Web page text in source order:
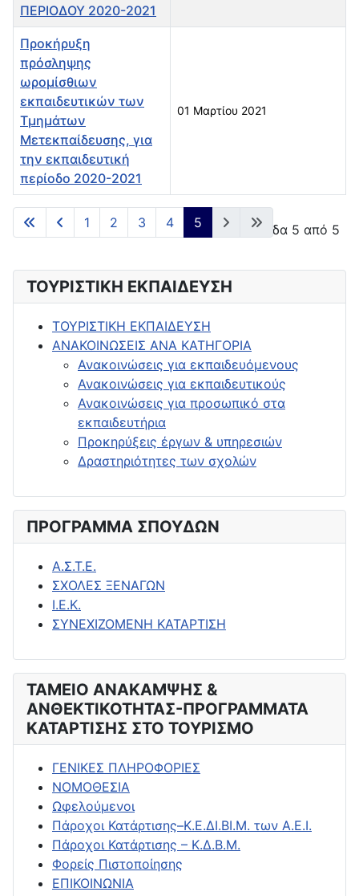
ΤΟΥΡΙΣΤΙΚΗ ΕΚΠΑΙΔΕΥΣΗ
ΤΟΥΡΙΣΤΙΚΗ ΕΚΠΑΙΔΕΥΣΗ
ΑΝΑΚΟΙΝΩΣΕΙΣ ΑΝΑ ΚΑΤΗΓΟΡΙΑ
Ανακοινώσεις για εκπαιδευόμενους
Ανακοινώσεις για εκπαιδευτικούς
Ανακοινώσεις για προσωπικό στα
εκπαιδευτήρια
Προκηρύξεις έργων & υπηρεσιών
Δραστηριότητες των σχολών
ΠΡΟΓΡΑΜΜΑ ΣΠΟΥΔΩΝ
Α.Σ.Τ.Ε.
ΣΧΟΛΕΣ ΞΕΝΑΓΩΝ
Ι.Ε.Κ.
ΣΥΝΕΧΙΖΟΜΕΝΗ ΚΑΤΑΡΤΙΣΗ
ΤΑΜΕΙΟ ΑΝΑΚΑΜΨΗΣ &
ΑΝΘΕΚΤΙΚΟΤΗΤΑΣ-ΠΡΟΓΡΑΜΜΑΤΑ
ΚΑΤΑΡΤΙΣΗΣ ΣΤΟ ΤΟΥΡΙΣΜΟ
ΓΕΝΙΚΕΣ ΠΛΗΡΟΦΟΡΙΕΣ
ΝΟΜΟΘΕΣΙΑ
Ωφελούμενοι
Πάροχοι Κατάρτισης–Κ.Ε.ΔΙ.ΒΙ.Μ. των Α.Ε.Ι.
Πάροχοι Κατάρτισης – Κ.Δ.Β.Μ.
Φορείς Πιστοποίησης
ΕΠΙΚΟΙΝΩΝΙΑ
Άρθρα
ΠΕΡΙΟΔΟΥ 2020-2021
Προκήρυξη
πρόσληψης
ωρομίσθιων
εκπαιδευτικών των
Τμημάτων
Μετεκπαίδευσης, για
την εκπαιδευτική
περίοδο 2020-2021
01 Μαρτίου 2021
Σελίδα 5 από 5
1 2 3 4 5